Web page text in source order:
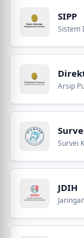
SIPP
Sistem
Arsip
Survei
JDIH